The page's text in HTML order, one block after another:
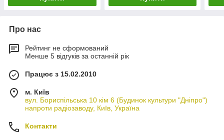
Про нас
Рейтинг не сформований
Менше 5 відгуків за останній рік
Працює з 15.02.2010
м. Київ
вул. Бориспільська 10 кім 6 (Будинок культури "Дніпро")
напроти радіозаводу, Київ, Україна
Контакти